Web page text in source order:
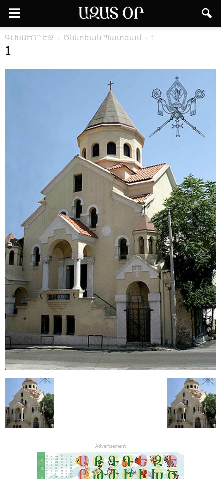
ԳԼԽԱՒՈՐ ԷՋ Ծնն­դեան ­Պատ­գամ 1
1
- Advertisement -